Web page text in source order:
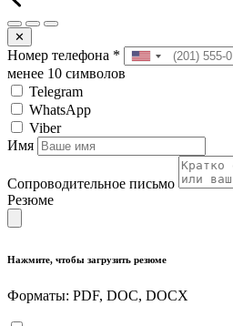
✕
Номер телефона *
менее 10 символов
Telegram
WhatsApp
Viber
Имя
Сопроводительное письмо
Резюме
Нажмите, чтобы загрузить резюме
Форматы: PDF, DOC, DOCX